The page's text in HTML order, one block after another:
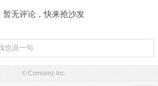
暂无评论，快来抢沙发
© Comsenz Inc.